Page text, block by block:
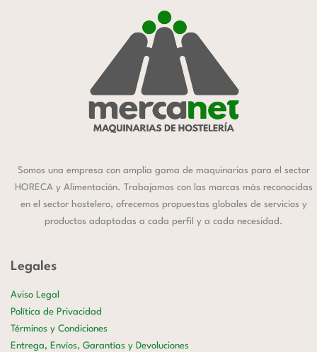
Somos una empresa con amplia gama de maquinarias para el sector
HORECA y Alimentación. Trabajamos con las marcas más reconocidas
en el sector hostelero, ofrecemos propuestas globales de servicios y
productos adaptadas a cada perfil y a cada necesidad.
Legales
Aviso Legal
Política de Privacidad
Términos y Condiciones
Entrega, Envíos, Garantías y Devoluciones